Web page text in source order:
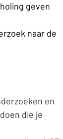
geven
naar de
en
die je